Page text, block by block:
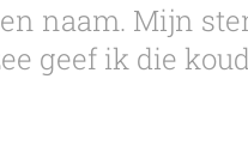
naam. Mijn
geef ik die